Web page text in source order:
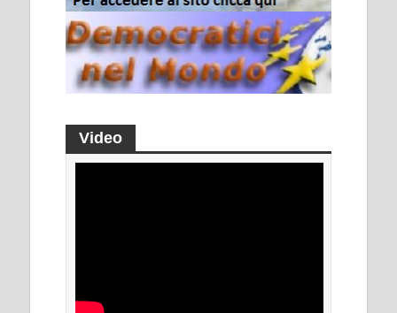
Video